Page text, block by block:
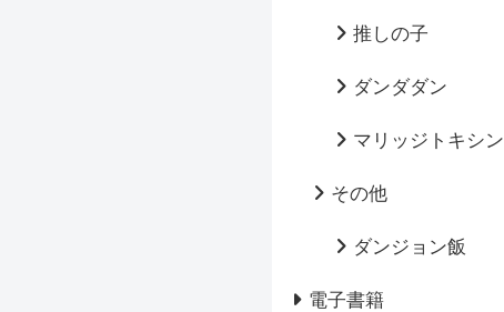
推しの子
ダンダダン
マリッジトキシン
その他
ダンジョン飯
電子書籍